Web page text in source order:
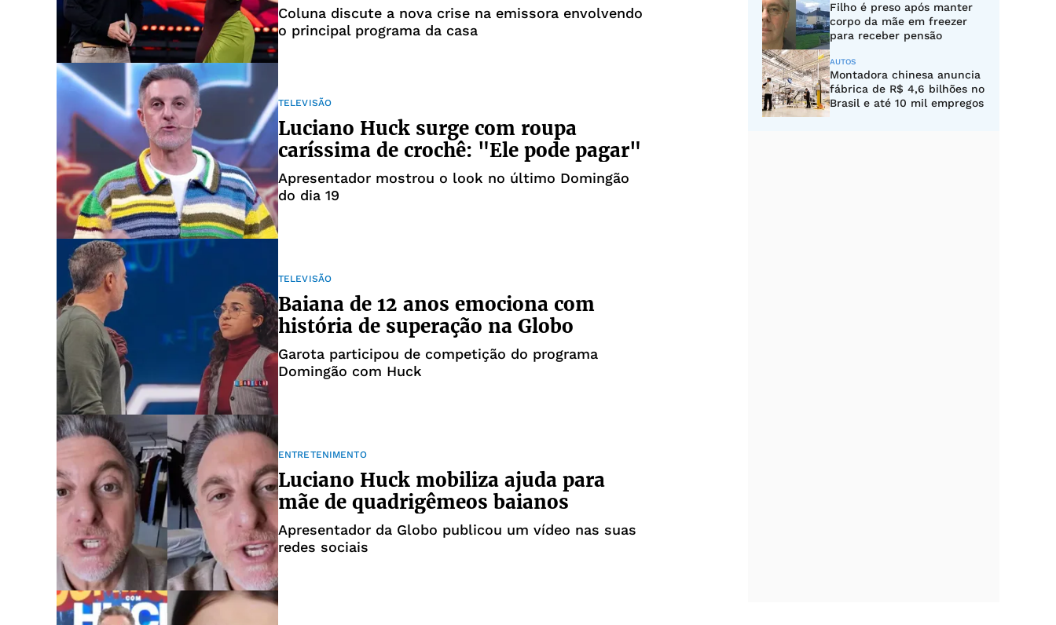
Coluna discute a nova crise na emissora envolvendo
o principal programa da casa
TELEVISÃO
Luciano Huck surge com roupa
caríssima de crochê: "Ele pode pagar"
Apresentador mostrou o look no último Domingão
do dia 19
TELEVISÃO
Baiana de 12 anos emociona com
história de superação na Globo
Garota participou de competição do programa
Domingão com Huck
ENTRETENIMENTO
Luciano Huck mobiliza ajuda para
mãe de quadrigêmeos baianos
Apresentador da Globo publicou um vídeo nas suas
redes sociais
Filho é preso após manter
corpo da mãe em freezer
para receber pensão
AUTOS
Montadora chinesa anuncia
fábrica de R$ 4,6 bilhões no
Brasil e até 10 mil empregos